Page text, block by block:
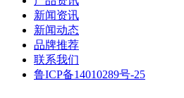
新闻资讯
新闻动态
品牌推荐
联系我们
鲁ICP备14010289号-25